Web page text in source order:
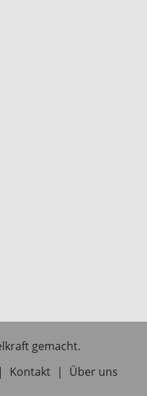
gemacht.
| Kontakt |
Über uns